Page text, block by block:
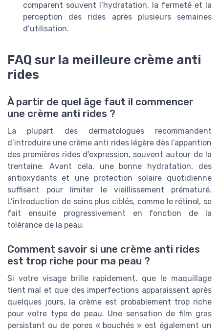
comparent souvent l’hydratation, la fermeté et la
perception des rides après plusieurs semaines
d’utilisation.
FAQ sur la meilleure crème anti
rides
À partir de quel âge faut il commencer
une crème anti rides ?
La plupart des dermatologues recommandent
d’introduire une crème anti rides légère dès l’apparition
des premières rides d’expression, souvent autour de la
trentaine. Avant cela, une bonne hydratation, des
antioxydants et une protection solaire quotidienne
suffisent pour limiter le vieillissement prématuré.
L’introduction de soins plus ciblés, comme le rétinol, se
fait ensuite progressivement en fonction de la
tolérance de la peau.
Comment savoir si une crème anti rides
est trop riche pour ma peau ?
Si votre visage brille rapidement, que le maquillage
tient mal et que des imperfections apparaissent après
quelques jours, la crème est probablement trop riche
pour votre type de peau. Une sensation de film gras
persistant ou de pores « bouchés » est également un